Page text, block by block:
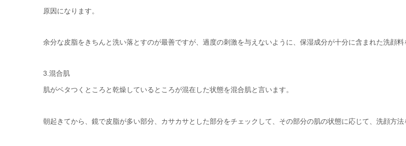
原因になります。
余分な皮脂をきちんと洗い落とすのが最善ですが、過度の刺激を与えないように、保湿成分が十分に含まれた洗顔料
3.混合肌
肌がベタつくところと乾燥しているところが混在した状態を混合肌と言います。
朝起きてから、鏡で皮脂が多い部分、カサカサとした部分をチェックして、その部分の肌の状態に応じて、洗顔方法